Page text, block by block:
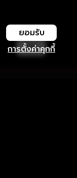
การตั้งค่าคุกกี้
ยอมรับ
เปิด